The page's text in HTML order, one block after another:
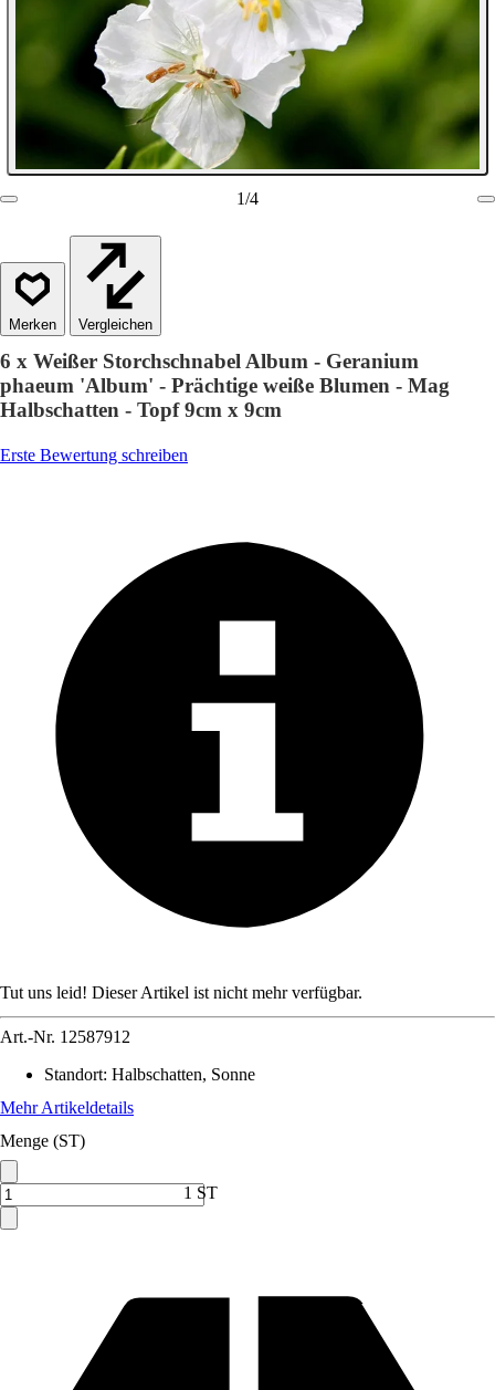
1/4
Vergleichen
6 x Weißer Storchschnabel Album - Geranium
phaeum 'Album' - Prächtige weiße Blumen - Mag
Halbschatten - Topf 9cm x 9cm
Erste Bewertung schreiben
Tut uns leid! Dieser Artikel ist nicht mehr verfügbar.
Art.-Nr. 12587912
Standort: Halbschatten, Sonne
Mehr Artikeldetails
Menge (ST)
1 ST